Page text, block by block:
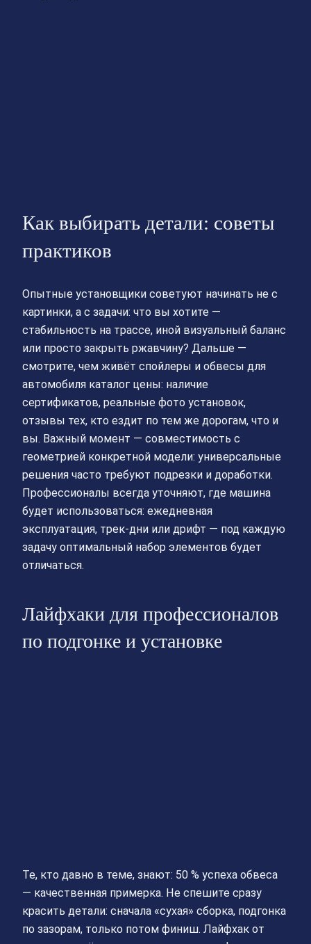
Как выбирать детали: советы
практиков
Опытные установщики советуют начинать не с
картинки, а с задачи: что вы хотите —
стабильность на трассе, иной визуальный баланс
или просто закрыть ржавчину? Дальше —
смотрите, чем живёт спойлеры и обвесы для
автомобиля каталог цены: наличие
сертификатов, реальные фото установок,
отзывы тех, кто ездит по тем же дорогам, что и
вы. Важный момент — совместимость с
геометрией конкретной модели: универсальные
решения часто требуют подрезки и доработки.
Профессионалы всегда уточняют, где машина
будет использоваться: ежедневная
эксплуатация, трек‑дни или дрифт — под каждую
задачу оптимальный набор элементов будет
отличаться.
Лайфхаки для профессионалов
по подгонке и установке
Те, кто давно в теме, знают: 50 % успеха обвеса
— качественная примерка. Не спешите сразу
красить детали: сначала «сухая» сборка, подгонка
по зазорам, только потом финиш. Лайфхак от